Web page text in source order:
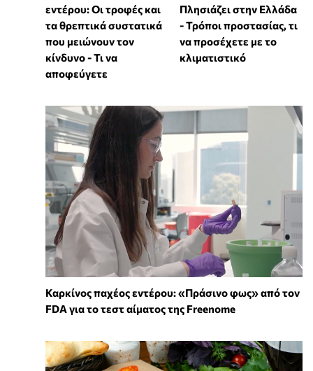
εντέρου: Οι τροφές και
τα θρεπτικά συστατικά
που μειώνουν τον
κίνδυνο - Τι να
αποφεύγετε
Πλησιάζει στην Ελλάδα
- Τρόποι προστασίας, τι
να προσέχετε με το
κλιματιστικό
Καρκίνος παχέος εντέρου: «Πράσινο φως» από τον
FDA για το τεστ αίματος της Freenome